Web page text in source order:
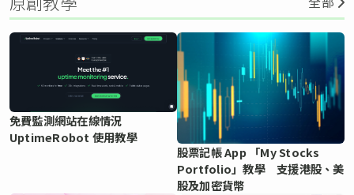
免費監測網站在線情況
UptimeRobot 使用教學
股票記帳 App 「My Stocks
Portfolio」教學 支援港股、美
股及加密貨幣